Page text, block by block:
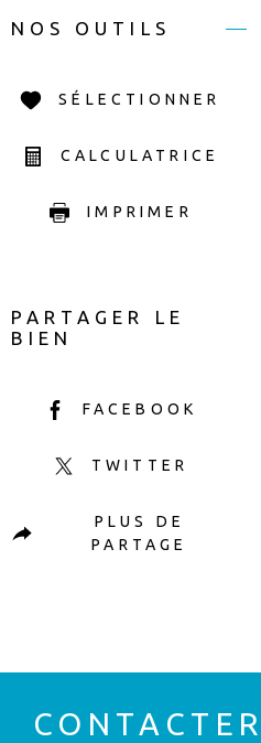
NOS OUTILS
SÉLECTIONNER
CALCULATRICE
IMPRIMER
PARTAGER LE
BIEN
FACEBOOK
TWITTER
PLUS DE
PARTAGE
CONTACTER